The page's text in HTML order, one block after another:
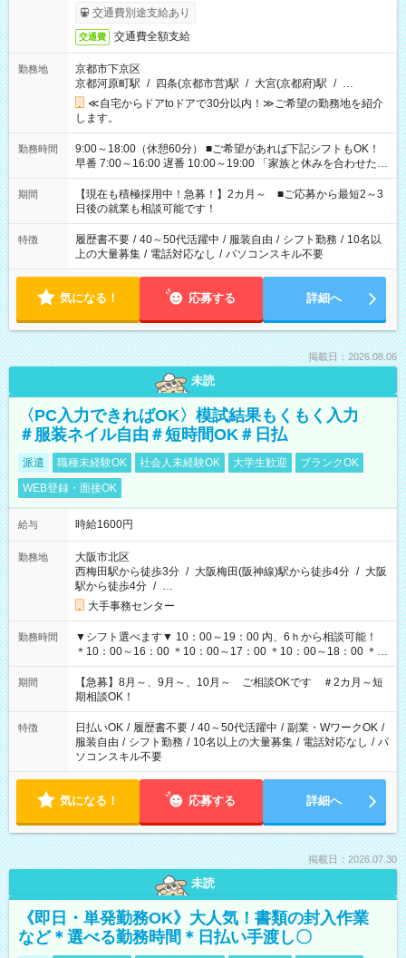
交通費別途支給あり
交通費 交通費全額支給
勤務地
京都市下京区
京都河原町駅 / 四条(京都市営)駅 / 大宮(京都府)駅 / …
≪自宅からドアtoドアで30分以内！≫ご希望の勤務地を紹介
します。
勤務時間
9:00～18:00（休憩60分） ■ご希望があれば下記シフトもOK！
早番 7:00～16:00 遅番 10:00～19:00 「家族と休みを合わせた
い」 「余裕を持って夕飯の準備がしたい」 「できれば残業はし
たくない」 など、ご希望を教えてくださいね。 ※Wワーク希望
の方へ 今ご覧のお仕事で希望する勤務時間と、もう1つのお仕事
の勤務時間。 合計で週40時間を超える場合は応募できません。
期間
【現在も積極採用中！急募！】2カ月～ ■ご応募から最短2～3
日後の就業も相談可能です！
特徴 履歴書不要 / 40～50代活躍中 / 服装自由 / シフト勤務 / 10名以
上の大量募集 / 電話対応なし / パソコンスキル不要
気になる！ 応募する 詳細へ
掲載日：2026.08.06
未読
〈PC入力できればOK〉模試結果もくもく入力
＃服装ネイル自由＃短時間OK＃日払
派遣 職種未経験OK 社会人未経験OK 大学生歓迎
ブランクOK
WEB登録・面接OK
給与 時給1600円
勤務地
大阪市北区
西梅田駅から徒歩3分 / 大阪梅田(阪神線)駅から徒歩4分 / 大阪
駅から徒歩4分 / …
大手事務センター
勤務時間
▼シフト選べます▼ 10：00～19：00 内、6ｈから相談可能！
＊10：00～16：00 ＊10：00～17：00 ＊10：00～18：00 ＊
11：00～19：00 ＊12：00～19：00 ＊13：00～19：00
期間
【急募】8月～、9月～、10月～ ご相談OKです ＃2カ月～短
期相談OK！
特徴 日払いOK / 履歴書不要 / 40～50代活躍中 / 副業・WワークOK /
服装自由 / シフト勤務 / 10名以上の大量募集 / 電話対応なし / パ
ソコンスキル不要
気になる！ 応募する 詳細へ
掲載日：2026.07.30
未読
《即日・単発勤務OK》大人気！書類の封入作業
など＊選べる勤務時間＊日払い手渡し〇